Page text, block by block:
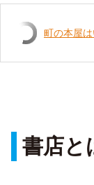
町の本屋
書店と